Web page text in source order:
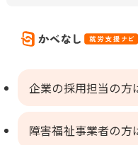
企業の採用担当の方
障害福祉事業者の方